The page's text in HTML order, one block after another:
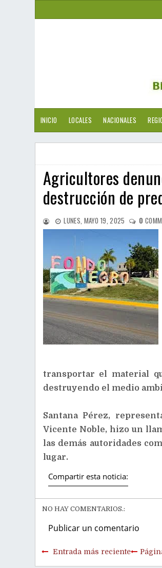
INICIO LOCALES NACIONALES
Agricultores
destrucción de
LUNES, MAYO 19, 2025 0
transportar el material
destruyendo el medio
Santana Pérez,
Vicente Noble, hizo un
las demás autoridades
lugar.
Compartir esta noticia:
NO HAY COMENTARIOS.:
Publicar un comentario
Entrada más reciente